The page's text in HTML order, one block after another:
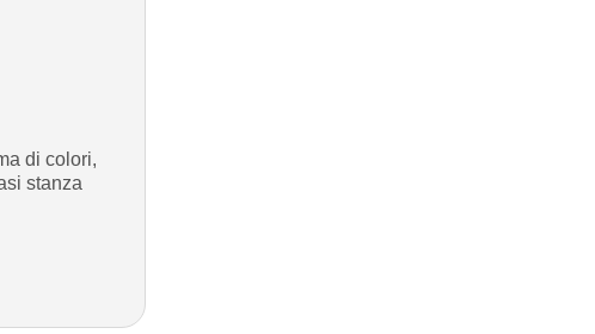
di colori,
stanza